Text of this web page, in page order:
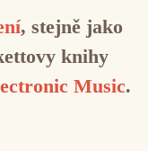
, stejně jako
knihy
Music.